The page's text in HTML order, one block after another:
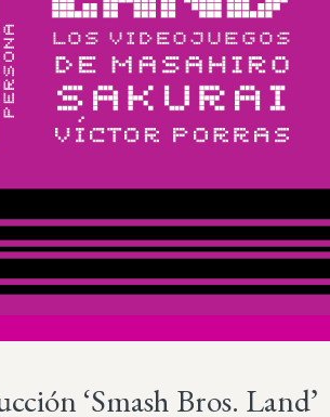
‘Smash Bros. Land’